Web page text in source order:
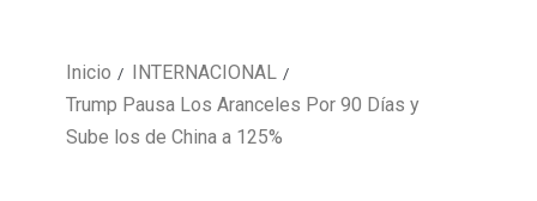
Inicio
INTERNACIONAL
Trump Pausa Los Aranceles Por 90 Días y
Sube los de China a 125%